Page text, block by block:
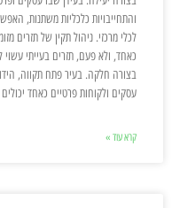
והתחייבויות כלכליות משתנות,
לכלי מרכזי. ניהול תקין של תזרים
כאחד, ולא פעם, תזרים בעייתי עשוי
בצורה חלקה. בעיר פתח תקווה,
עסקים ולקוחות פרטיים כאחד יכולים
קרא עוד »